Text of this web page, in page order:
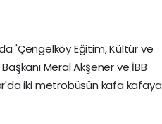
'Çengelköy Eğitim, Kültür ve
Meral Akşener ve İBB
iki metrobüsün kafa kafaya